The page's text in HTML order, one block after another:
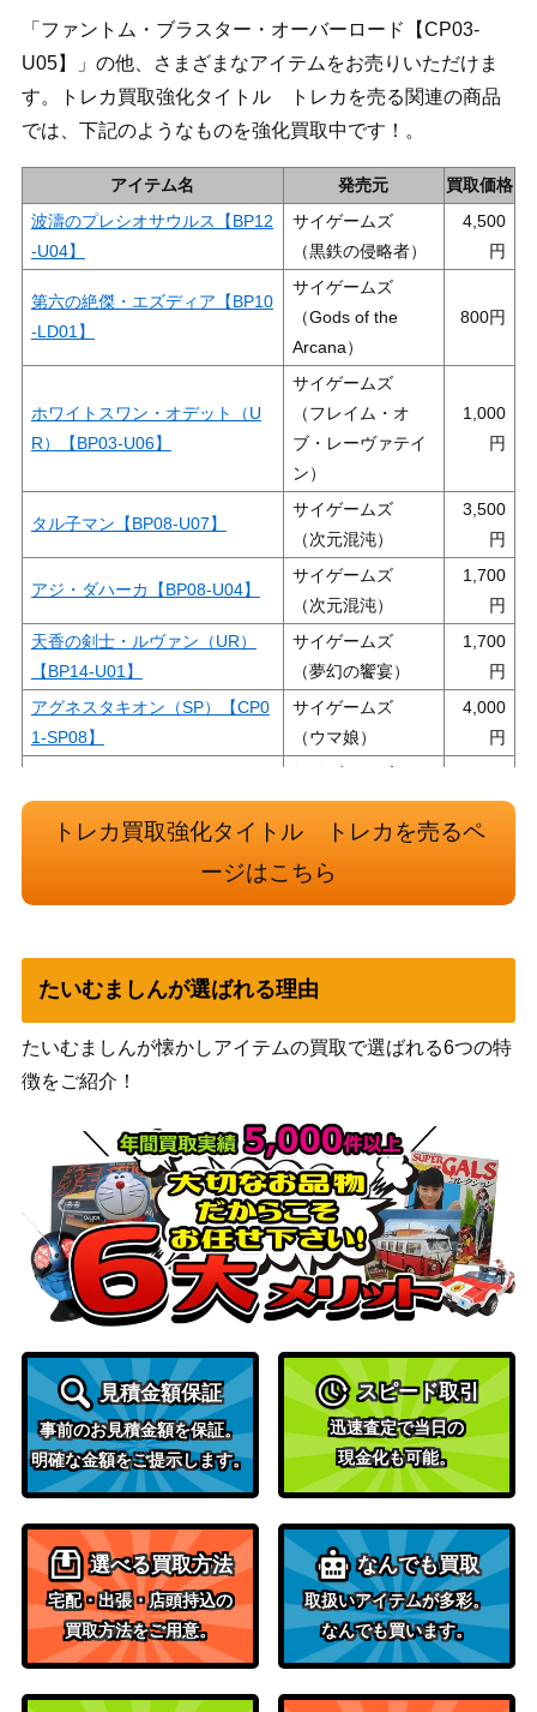
「ファントム・ブラスター・オーバーロード【CP03-
U05】」の他、さまざまなアイテムをお売りいただけま
す。トレカ買取強化タイトル トレカを売る関連の商品
では、下記のようなものを強化買取中です！。
アイテム名 発売元
買取価格
波濤のプレシオサウルス【BP12
-U04】
サイゲームズ
（黒鉄の侵略者）
4,500
第六の絶傑・エズディア【BP10
-LD01】
サイゲームズ
（Gods of the
Arcana）
800
ホワイトスワン・オデット（U
R）【BP03-U06】
サイゲームズ
（フレイム・オ
ブ・レーヴァテイ
ン）
1,000
タル子マン【BP08-U07】
サイゲームズ
（次元混沌）
3,500
アジ・ダハーカ【BP08-U04】
サイゲームズ
（次元混沌）
1,700
天香の剣士・ルヴァン（UR）
【BP14-U01】
サイゲームズ
（夢幻の饗宴）
1,700
アグネスタキオン（SP）【CP0
1-SP08】
サイゲームズ
（ウマ娘）
4,000
【BP02-U02】
サイゲームズ
（黒銀のバハムー
ト）
700
シュヴァルグラン【ECP01-SSP
サイゲームズ
不思議の探求者アリス EVOLVE
（UR）【BP03-U07】
（フレイム・オ
ブ・レーヴァテイ
ン）
〔記憶の先へ〕戸倉ミサキ【CP
03-LD06】
（カードファイ
ト!! ヴァンガー
ド）
miroir 久川 凪（UR）【CP02-
U04a】
サイゲームズ
（アイドルマスタ
ー シンデレラガー
ルズ）
3,000
2】
（光影の二重奏）
メジロマックイーン（SP）【C
P01-SP16】
サイゲームズ
（ウマ娘）
3,000
R）【CP02-U08b】
サイゲームズ
ーシンデレラガー
ルズ）
永久の盾・シオン（UR）【BP1
4-U06】
サイゲームズ
（夢幻の饗宴）
1,000
沈黙の絶傑・ルルナイ（SL）
【BP05-SL15】
サイゲームズ
（永劫なる絶傑）
トレカ買取強化タイトル トレカを売るペ
ージはこちら
たいむましんが選ばれる理由
たいむましんが懐かしアイテムの買取で選ばれる6つの特
徴をご紹介！
見積金額保証
事前のお見積金額を保証。
明確な金額をご提示します。
スピード取引
迅速査定で当日の
現金化も可能。
選べる買取方法
宅配・出張・店頭持込の
買取方法をご用意。
なんでも買取
取扱いアイテムが多彩。
なんでも買います。